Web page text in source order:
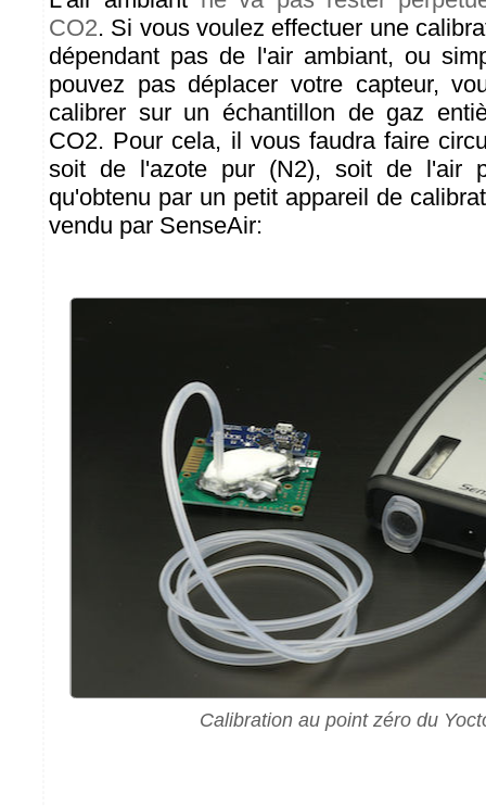
CO2. Si vous voulez effectuer une
dépendant pas de l'air ambiant, ou
pouvez pas déplacer votre capteur,
calibrer sur un échantillon de gaz
CO2. Pour cela, il vous faudra faire
soit de l'azote pur (N2), soit de l'air
qu'obtenu par un petit appareil de
vendu par SenseAir:
Calibration au point zéro du